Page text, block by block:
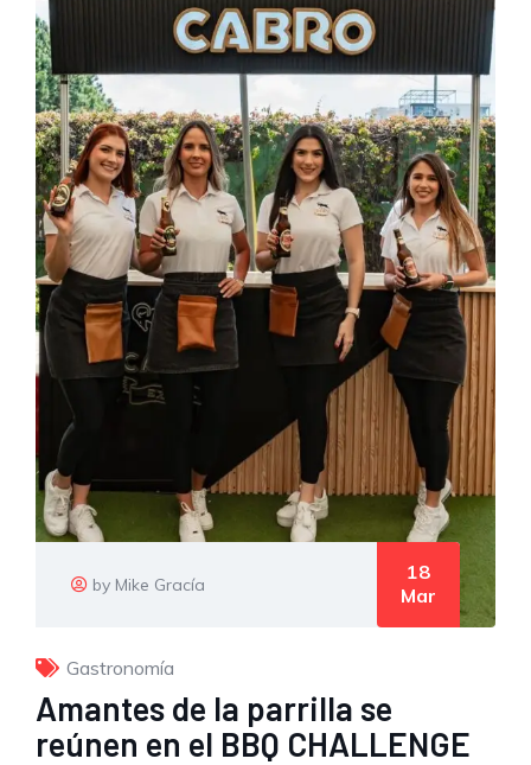
by Mike Gracía
18
Mar
Gastronomía
Amantes de la parrilla se
reúnen en el BBQ CHALLENGE